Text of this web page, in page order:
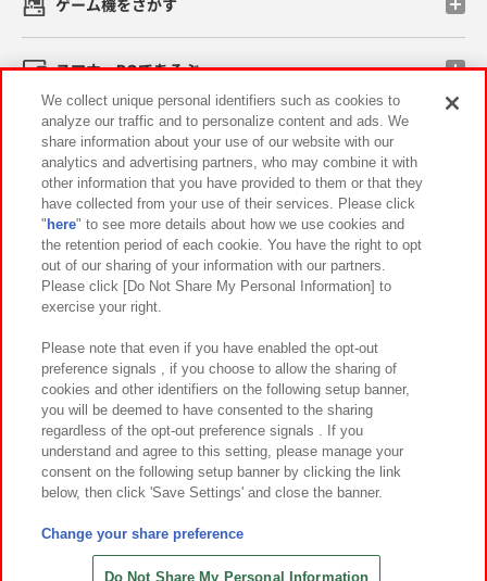
ゲーム機をさがす
スマホ・PCであそぶ
イベント・キャンペーン
関連会社 サステナビリティ サイトポリシー
プライバシーポリシー ウェブアクセシビリティ方針と検証結果
お取引先さまとともに
カスタマーハラスメント対応方針 よくあるご質問・お問い合わせ
©Bandai Namco Amusement Inc.
©Bandai Namco Amusement Lab Inc.
©HANAYASHIKI Co., Ltd. All Rights Reserved.
We collect unique personal identifiers such as cookies to
analyze our traffic and to personalize content and ads. We
share information about your use of our website with our
analytics and advertising partners, who may combine it with
other information that you have provided to them or that they
have collected from your use of their services. Please click
" here" to see more details about how we use cookies and
the retention period of each cookie. You have the right to opt
out of our sharing of your information with our partners.
Please click [Do Not Share My Personal Information] to
exercise your right.
Please note that even if you have enabled the opt-out
preference signals , if you choose to allow the sharing of
cookies and other identifiers on the following setup banner,
you will be deemed to have consented to the sharing
regardless of the opt-out preference signals . If you
understand and agree to this setting, please manage your
consent on the following setup banner by clicking the link
below, then click 'Save Settings' and close the banner.
Change your share preference
Do Not Share My Personal Information